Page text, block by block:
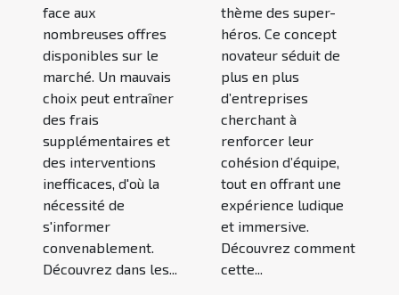
face aux
nombreuses offres
disponibles sur le
marché. Un mauvais
choix peut entraîner
des frais
supplémentaires et
des interventions
inefficaces, d'où la
nécessité de
s'informer
convenablement.
Découvrez dans les...
thème des super-
héros. Ce concept
novateur séduit de
plus en plus
d’entreprises
cherchant à
renforcer leur
cohésion d’équipe,
tout en offrant une
expérience ludique
et immersive.
Découvrez comment
cette...